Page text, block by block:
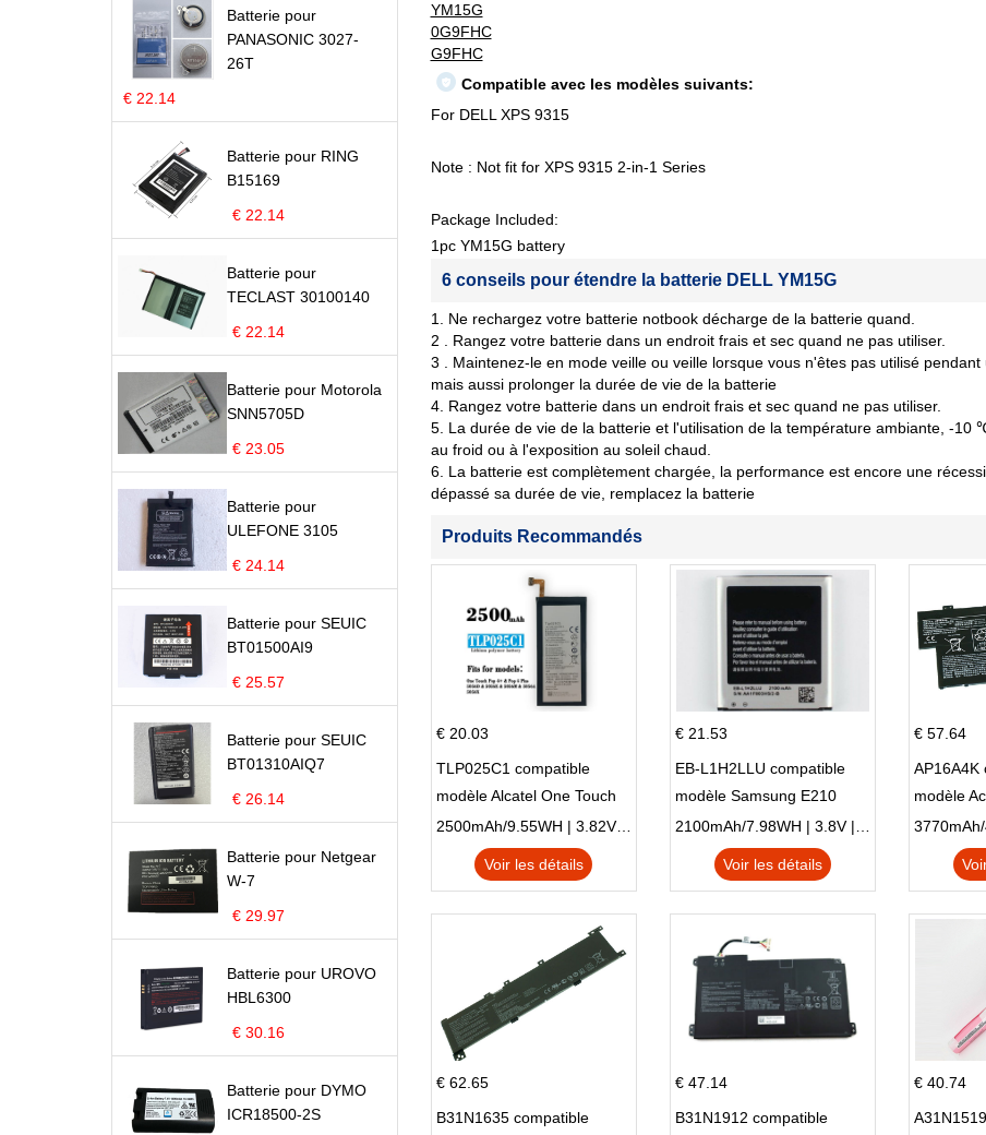
Batterie pour
PANASONIC 3027-
26T
€ 22.14
Batterie pour RING
B15169
€ 22.14
Batterie pour
TECLAST 30100140
€ 22.14
Batterie pour Motorola
SNN5705D
€ 23.05
Batterie pour
ULEFONE 3105
€ 24.14
Batterie pour SEUIC
BT01500AI9
€ 25.57
Batterie pour SEUIC
BT01310AIQ7
€ 26.14
Batterie pour Netgear
W-7
€ 29.97
Batterie pour UROVO
HBL6300
€ 30.16
Batterie pour DYMO
ICR18500-2S
YM15G
0G9FHC
G9FHC
Compatible avec les modèles suivants:
For DELL XPS 9315
Note : Not fit for XPS 9315 2-in-1 Series
Package Included:
1pc YM15G battery
6 conseils pour étendre la batterie DELL YM15G
1. Ne rechargez votre batterie notbook décharge de la batterie quand.
2 . Rangez votre batterie dans un endroit frais et sec quand ne pas utiliser.
3 . Maintenez-le en mode veille ou veille lorsque vous n'êtes pas utilisé
mais aussi prolonger la durée de vie de la batterie
4. Rangez votre batterie dans un endroit frais et sec quand ne pas utiliser.
5. La durée de vie de la batterie et l'utilisation de la température ambiante, -
au froid ou à l'exposition au soleil chaud.
6. La batterie est complètement chargée, la performance est encore une
dépassé sa durée de vie, remplacez la batterie
Produits Recommandés
€ 20.03
TLP025C1 compatible
modèle Alcatel One Touch
Pop 4 Plus OT-5056D
2500mAh/9.55WH | 3.82V | Li-ion ...
Voir les détails
€ 21.53
EB-L1H2LLU compatible
modèle Samsung E210
E210K i939
Voir les détails
€ 57.64
AP16A4K
modèle
AO1-132
€ 62.65
B31N1635 compatible
€ 47.14
B31N1912 compatible
€ 40.74